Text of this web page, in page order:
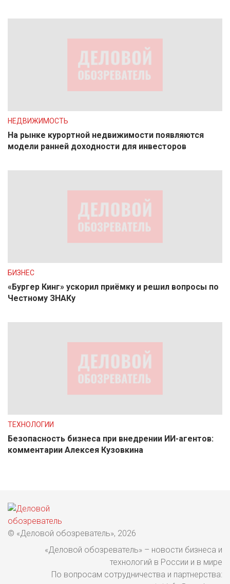
НЕДВИЖИМОСТЬ
На рынке курортной недвижимости появляются
модели ранней доходности для инвесторов
БИЗНЕС
«Бургер Кинг» ускорил приёмку и решил вопросы по
Честному ЗНАКу
ТЕХНОЛОГИИ
Безопасность бизнеса при внедрении ИИ-агентов:
комментарии Алексея Кузовкина
© «Деловой обозреватель», 2026
«Деловой обозреватель» – новости бизнеса и
технологий в России и в мире
По вопросам сотрудничества и партнерства: